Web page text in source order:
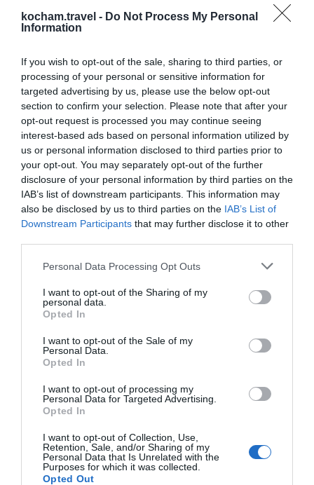
kocham.travel - Do Not Process My Personal
Information
If you wish to opt-out of the sale, sharing to third parties, or
processing of your personal or sensitive information for
targeted advertising by us, please use the below opt-out
section to confirm your selection. Please note that after your
opt-out request is processed you may continue seeing
interest-based ads based on personal information utilized by
us or personal information disclosed to third parties prior to
your opt-out. You may separately opt-out of the further
disclosure of your personal information by third parties on the
IAB’s list of downstream participants. This information may
also be disclosed by us to third parties on the IAB’s List of
Downstream Participants that may further disclose it to other
Personal Data Processing Opt Outs
I want to opt-out of the Sharing of my
personal data.
Opted In
I want to opt-out of the Sale of my
Personal Data.
Opted In
I want to opt-out of processing my
Personal Data for Targeted Advertising.
Opted In
I want to opt-out of Collection, Use,
Retention, Sale, and/or Sharing of my
Personal Data that Is Unrelated with the
Purposes for which it was collected.
Opted Out
Lokalne jedzenie w Hurghadzie
lokalnej kuchni! Oferuje ona bogaty wachlarz
smaków i dań, które zachwycą każdego smakosza.
Dania takie jak koftę, falafel, czy tajine to tylko
niektóre z potraw, które powinieneś spróbować.
Zajadaj się także świeżymi owocami morza,
dostępnymi w przybrzeżnych restauracjach. Warto
również spróbować tradycyjnej egipskiej kawy oraz
świeżo wyciskanych soków owocowych. Ceny są
bardzo przystępne, więc możesz spróbować wielu
Safety i praktyczne wskazówki
powinno być na pierwszym miejscu. Warto
przestrzegać podstawowych zasad, takich jak
unikanie odosobnionych miejsc w nocy oraz dbanie
o swoje rzeczy osobiste. Zainstaluj aplikację do
lokalnymi mieszkańcami. Ubezpieczenie podróżne
to również konieczność, aby zapewnić sobie spokój
podczas zwiedzania. Nie zapomnij również o
używaniu filtrów przeciwsłonecznych na plaży, aby
uniknąć oparzeń.